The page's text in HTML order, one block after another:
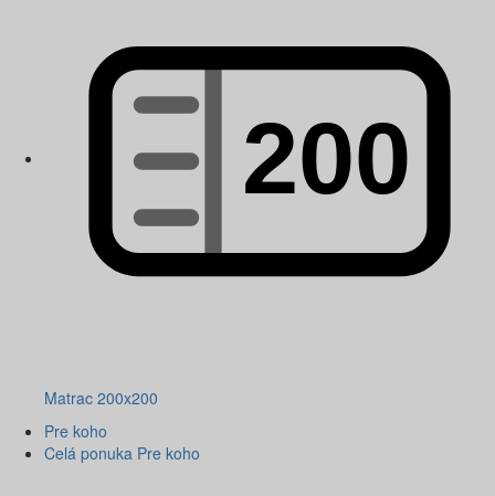
Matrac 200x200
Pre koho
Celá ponuka Pre koho